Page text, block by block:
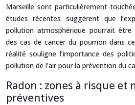
Marseille sont particulièrement
études récentes suggèrent que
pollution atmosphérique pourrait
des cas de cancer du poumon dans
réalité souligne l’importance des
pollution de l’air pour la prévention du
Radon : zones à risque et
préventives